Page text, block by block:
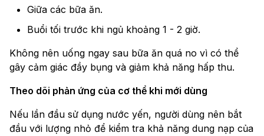
Giữa các bữa ăn.
Buổi tối trước khi ngủ khoảng 1 - 2 giờ.
Không nên uống ngay sau bữa ăn quá no vì có thể
gây cảm giác đầy bụng và giảm khả năng hấp thu.
Theo dõi phản ứng của cơ thể khi mới dùng
Nếu lần đầu sử dụng nước yến, người dùng nên bắt
đầu với lượng nhỏ để kiểm tra khả năng dung nạp của